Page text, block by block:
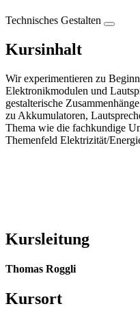
Technisches Gestalten
Kursinhalt
Wir experimentieren zu
Elektronikmodulen und
gestalterische
zu Akkumulatoren,
Thema wie die fachkundige
Themenfeld Elektrizität/
Kursleitung
Thomas Roggli
Kursort